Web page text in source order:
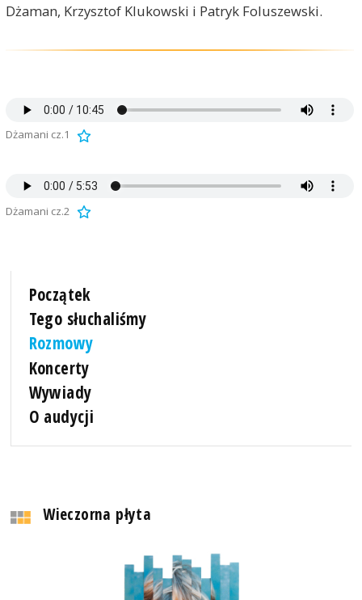
Dżaman, Krzysztof Klukowski i Patryk Foluszewski.
Dżamani cz.1
Dżamani cz.2
Początek
Tego słuchaliśmy
Rozmowy
Koncerty
Wywiady
O audycji
Wieczorna płyta